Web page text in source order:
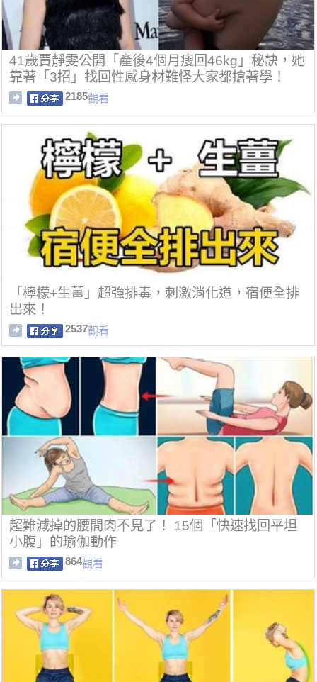
41歲賈靜雯公開「產後4個月瘦回46kg」秘訣，她
靠著「3招」找回性感身材難怪大家都搶著學！
2185觀看
「檸檬+生薑」超強排毒，刺激消化道，宿便全排
出來！
2537觀看
超難減掉的腰間肉不見了！ 15個「快速找回平坦
小腹」的瑜伽動作
864觀看